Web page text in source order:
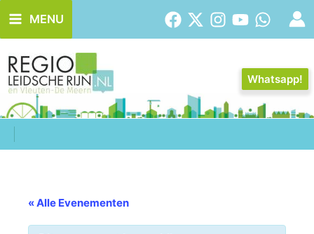
naar
de
inhoud
MENU
Whatsapp!
« Alle Evenementen